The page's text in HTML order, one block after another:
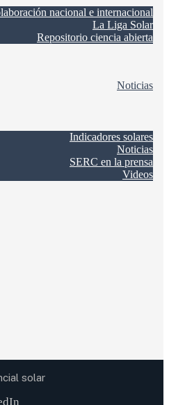
nacional e internacional
La Liga Solar
Repositorio ciencia abierta
Noticias
Indicadores solares
Noticias
SERC en la prensa
Videos
solar